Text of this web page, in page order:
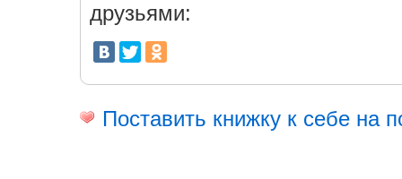
друзьями:
Поставить книжку к себе на